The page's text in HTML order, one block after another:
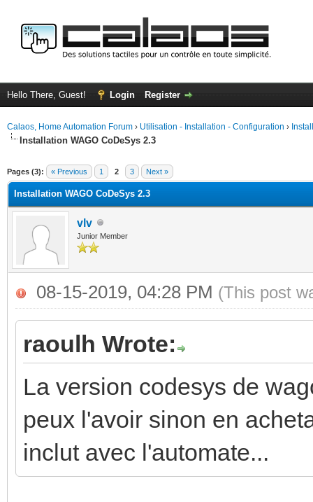
Hello There, Guest! Login Register
Calaos, Home Automation Forum › Utilisation - Installation - Configuration ›
Installation WAGO CoDeSys 2.3
Pages (3): « Previous 1 2 3 Next »
Installation WAGO CoDeSys 2.3
vlv
Junior Member
08-15-2019, 04:28 PM (This post
raoulh Wrote:
La version codesys de
peux l'avoir sinon en
inclut avec l'automate...